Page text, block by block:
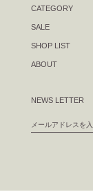
CATEGORY
SALE
SHOP LIST
ABOUT
NEWS LETTER